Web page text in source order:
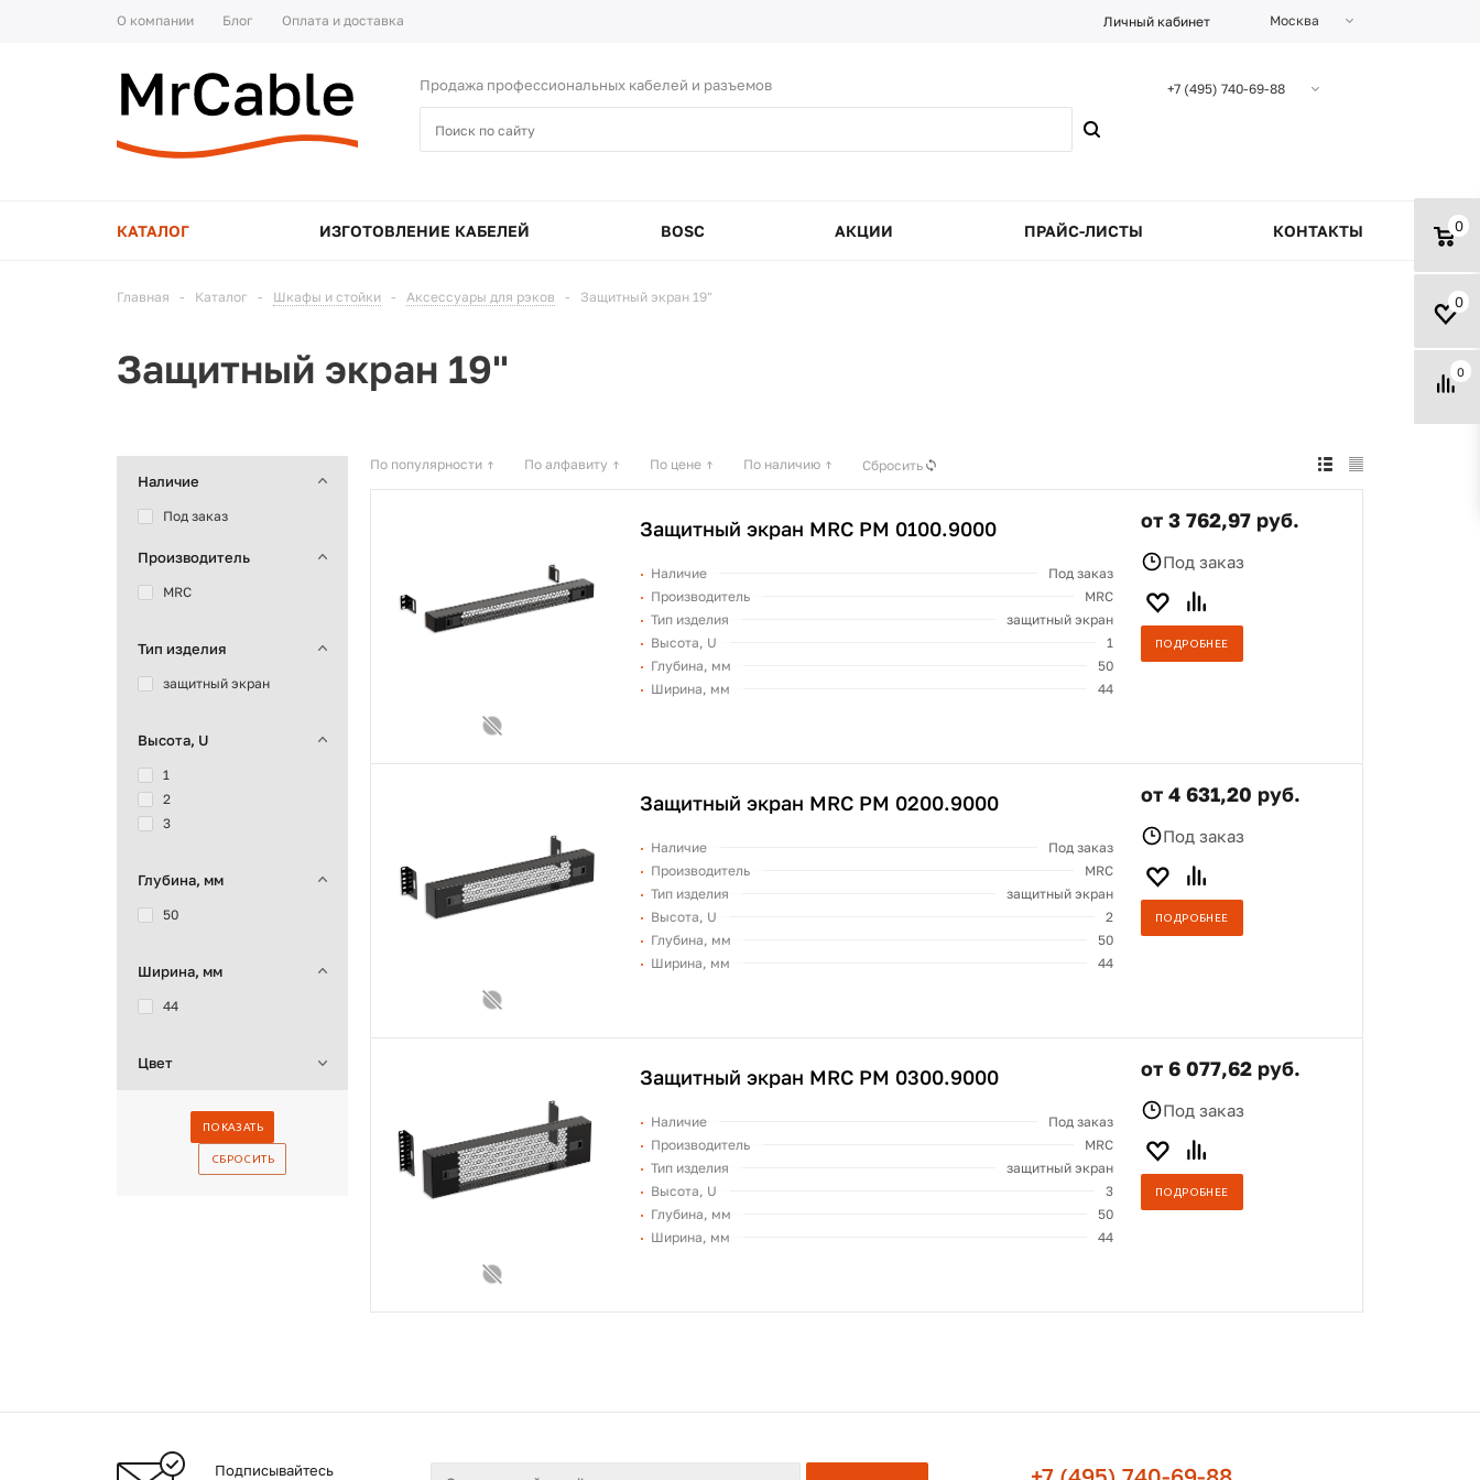
О компании Блог Оплата и доставка Личный кабинет Москва
Продажа профессиональных кабелей и разъемов +7 (495) 740-69-88
0
0
0
КАТАЛОГ ИЗГОТОВЛЕНИЕ КАБЕЛЕЙ BOSC АКЦИИ ПРАЙС-ЛИСТЫ КОНТАКТЫ
Главная - Каталог - Шкафы и стойки - Аксессуары для рэков - Защитный экран 19"
Защитный экран 19"
Наличие
Под заказ
Производитель
MRC
Тип изделия
защитный экран
Высота, U
1
2
3
Глубина, мм
50
Ширина, мм
44
Цвет
По популярности По алфавиту По цене По наличию Сбросить
Защитный экран MRC PM 0100.9000
Наличие
Под заказ
Производитель
MRC
Тип изделия
защитный экран
Высота, U
1
Глубина, мм
50
Ширина, мм
44
от 3 762,97 руб.
Под заказ
ПОДРОБНЕЕ
Защитный экран MRC PM 0200.9000
Наличие
Под заказ
Производитель
MRC
Тип изделия
защитный экран
Высота, U
2
Глубина, мм
50
Ширина, мм
44
от 4 631,20 руб.
Под заказ
ПОДРОБНЕЕ
Защитный экран MRC PM 0300.9000
Наличие
Под заказ
Производитель
MRC
Тип изделия
защитный экран
Высота, U
3
Глубина, мм
50
Ширина, мм
44
от 6 077,62 руб.
Под заказ
ПОДРОБНЕЕ
Подписывайтесь